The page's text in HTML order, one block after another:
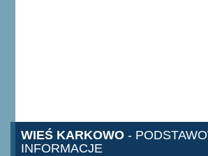
WIEŚ KARKOWO -
INFORMACJE